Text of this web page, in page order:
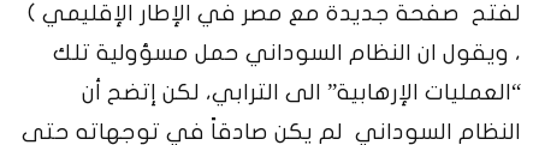
لفتح صفحة جديدة مع مصر في الإطار الإقليمي )
، ويقول ان النظام السوداني حمل مسؤولية تلك
“العمليات الإرهابية” الى الترابي، لكن إتضح أن
النظام السوداني لم يكن صادقاً في توجهاته حتى